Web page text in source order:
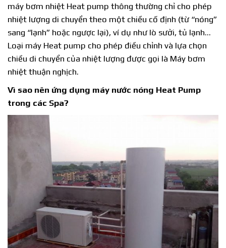
máy bơm nhiệt Heat pump thông thường chỉ cho phép
nhiệt lượng di chuyển theo một chiều cố định (từ “nóng”
sang “lạnh” hoặc ngược lại), ví dụ như lò sưởi, tủ lạnh…
Loại máy Heat pump cho phép điều chỉnh và lựa chọn
chiều di chuyển của nhiệt lượng được gọi là Máy bơm
nhiệt thuận nghịch.
Vì sao nên ứng dụng máy nước nóng Heat Pump
trong các Spa?